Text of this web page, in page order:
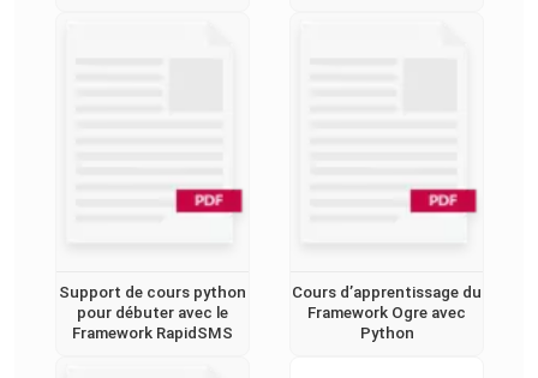
Support de cours python
pour débuter avec le
Framework RapidSMS
Cours d’apprentissage du
Framework Ogre avec
Python